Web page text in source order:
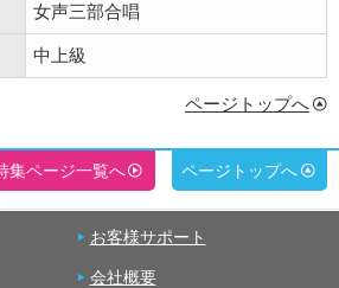
女声三部合唱
中上級
ページトップへ
集ページ一覧へ ページトップへ
お客様サポート
会社概要